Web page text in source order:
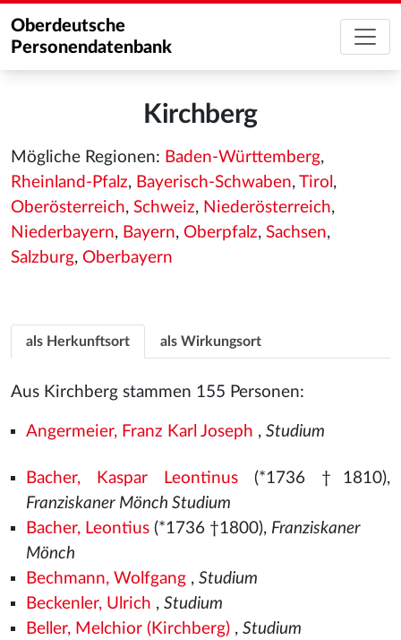
Oberdeutsche
Personendatenbank
Kirchberg
Mögliche Regionen: Baden-Württemberg,
Rheinland-Pfalz, Bayerisch-Schwaben, Tirol ,
Oberösterreich, Schweiz, Niederösterreich,
Niederbayern, Bayern, Oberpfalz, Sachsen,
Salzburg, Oberbayern
als Herkunftsort als Wirkungsort
Aus Kirchberg stammen 155 Personen:
Angermeier, Franz Karl Joseph , Studium
Bacher, Kaspar Leontinus(*1736 †1810),
Franziskaner Mönch Studium
Bacher, Leontius(*1736 †1800), Franziskaner
Mönch
Bechmann, Wolfgang, Studium
Beckenler, Ulrich , Studium
Beller, Melchior (Kirchberg), Studium